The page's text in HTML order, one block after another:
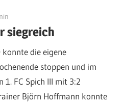
siegreich
konnte die eigene
stoppen und im
1. FC Spich III mit 3:2
Björn Hoffmann konnte